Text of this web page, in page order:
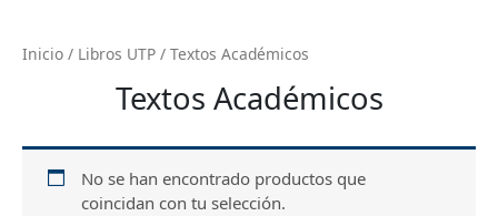
Inicio / Libros UTP / Textos Académicos
Textos Académicos
No se han encontrado productos que
coincidan con tu selección.